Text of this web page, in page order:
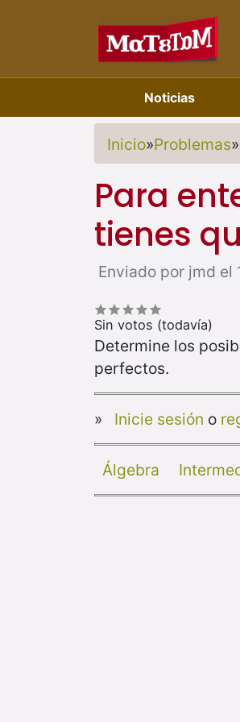
Noticias
Inicio»Problemas»
Para
tienes
Enviado por jmd el
Sin votos (todavía)
Determine los
perfectos.
» Inicie sesión o
Álgebra